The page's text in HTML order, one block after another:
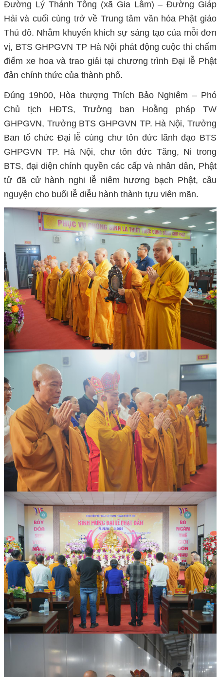
Đường Lý Thánh Tông (xã Gia Lâm) – Đường Giáp
Hải và cuối cùng trở về Trung tâm văn hóa Phật giáo
Thủ đô. Nhằm khuyến khích sự sáng tạo của mỗi đơn
vị, BTS GHPGVN TP Hà Nội phát động cuộc thi chấm
điểm xe hoa và trao giải tại chương trình Đại lễ Phật
đản chính thức của thành phố.
Đúng 19h00, Hòa thượng Thích Bảo Nghiêm – Phó
Chủ tịch HĐTS, Trưởng ban Hoằng pháp TW
GHPGVN, Trưởng BTS GHPGVN TP. Hà Nội, Trưởng
Ban tổ chức Đại lễ cùng chư tôn đức lãnh đạo BTS
GHPGVN TP. Hà Nội, chư tôn đức Tăng, Ni trong
BTS, đại diện chính quyền các cấp và nhân dân, Phật
tử đã cử hành nghi lễ niêm hương bạch Phật, cầu
nguyện cho buổi lễ diễu hành thành tựu viên mãn.